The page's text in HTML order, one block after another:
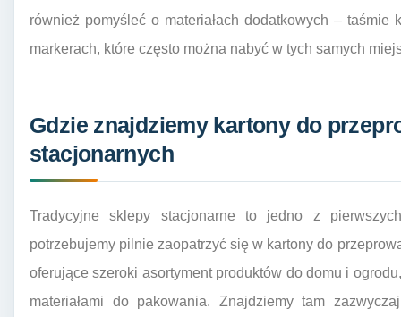
również pomyśleć o materiałach dodatkowych – taśmie
markerach, które często można nabyć w tych samych
Gdzie znajdziemy kartony do
stacjonarnych
Tradycyjne sklepy stacjonarne to jedno z
potrzebujemy pilnie zaopatrzyć się w kartony do
oferujące szeroki asortyment produktów do domu i
materiałami do pakowania. Znajdziemy tam